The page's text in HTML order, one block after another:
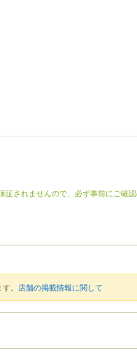
されませんので、必ず事前にご確認
。 店舗の掲載情報に関して